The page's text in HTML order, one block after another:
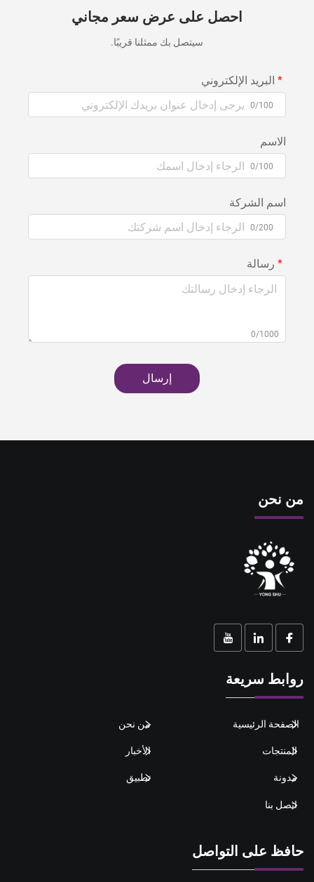
احصل على عرض سعر مجاني
سيتصل بك ممثلنا قريبًا.
البريد الإلكتروني
0/100
الاسم
0/100
اسم الشركة
0/200
رسالة
0/1000
إرسال
من نحن
روابط سريعة
الصفحة الرئيسية من نحن
المنتجات الأخبار
مدونة تطبيق
اتصل بنا
حافظ على التواصل